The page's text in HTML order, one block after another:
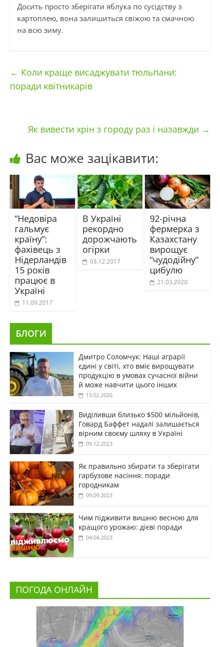
Досить просто зберігати яблука по сусідству з
картоплею, вона залишиться свіжою та смачною
на всю зиму.
← Коли краще висаджувати тюльпани:
поради квітникарів
Як вивести хрін з городу раз і назавжди →
Вас може зацікавити:
“Недовіра
гальмує
країну”:
фахівець з
Нідерландів
15 років
працює в
Україні
11.09.2017
В Україні
рекордно
дорожчають
огірки
03.12.2017
92-річна
фермерка з
Казахстану
вирощує
“чудодійну”
цибулю
21.03.2020
БЛОГИ
Дмитро Соломчук: Наші аграрії
єдині у світі, хто вміє вирощувати
продукцію в умовах сучасної війни
й може навчити цього інших
13.02.2026
Виділивши близько $500 мільйонів,
Говард Баффет надалі залишається
вірним своєму шляху в Україні
09.12.2023
Як правильно збирати та зберігати
гарбузове насіння: поради
городникам
09.09.2023
Чим підживити вишню весною для
кращого урожаю: дієві поради
04.04.2023
ПОГОДА ОНЛАЙН